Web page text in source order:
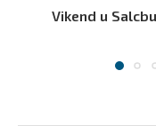
Vikend u